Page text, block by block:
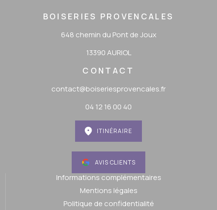
BOISERIES PROVENCALES
648 chemin du Pont de Joux
13390 AURIOL
CONTACT
contact@boiseriesprovencales.fr
04 12 16 00 40
ITINÉRAIRE
AVIS CLIENTS
Informations complémentaires
Mentions légales
Politique de confidentialité